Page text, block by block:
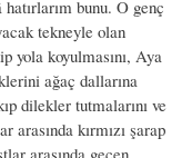
bunu. O genç
tekneyle olan
yola koyulmasını, Aya
ağaç dallarına
dilekler tutmalarını ve
kırmızı şarap
arasında geçen